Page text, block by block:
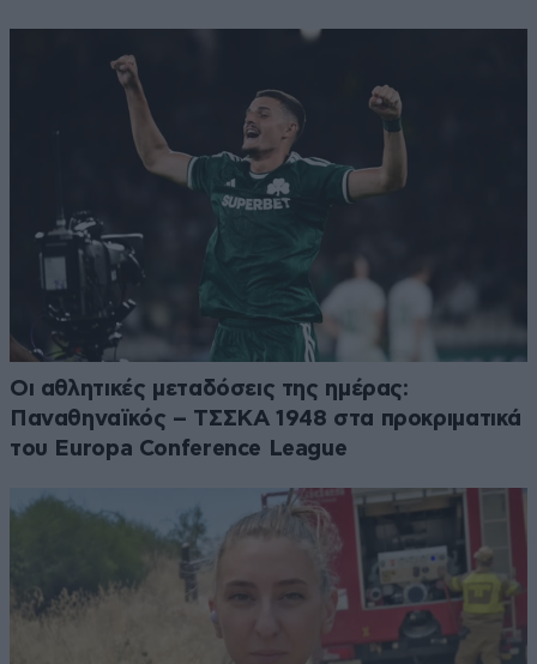
Οι αθλητικές μεταδόσεις της ημέρας:
Παναθηναϊκός – ΤΣΣΚΑ 1948 στα προκριματικά
του Europa Conference League